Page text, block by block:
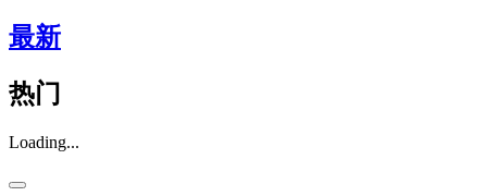
最新
热门
Loading...